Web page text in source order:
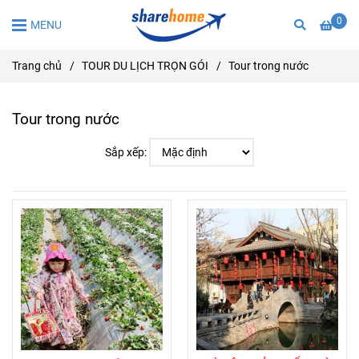
0
MENU
Trang chủ / TOUR DU LỊCH TRỌN GÓI / Tour trong nước
Tour trong nước
Sắp xếp: